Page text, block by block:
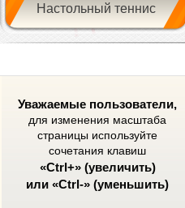
Настольный теннис
Уважаемые пользователи,
для изменения масштаба
страницы используйте
сочетания клавиш
«Ctrl+» (увеличить)
или «Ctrl-» (уменьшить)